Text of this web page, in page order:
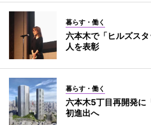
暮らす・働く
六本木で「ヒルズス
人を表彰
暮らす・働く
六本木5丁目再開発
初進出へ